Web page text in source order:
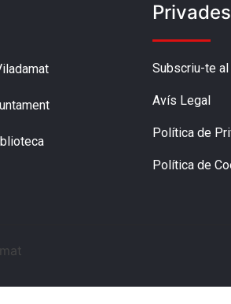
Subscriu-te
Avís Legal
Política de
Política de